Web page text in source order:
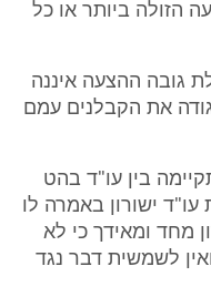
הזולה ביותר או כל
גובה ההצעה איננה
את הקבלנים עמם
בין עו"ד בהט
עו"ד ישורון באמרה לו
מחד ומאידך כי לא
לשמשית דבר נגד